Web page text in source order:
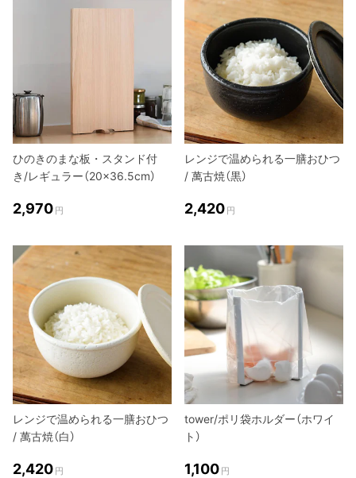
ひのきのまな板・スタンド付
き/レギュラー（20×36.5cm）
2,970 円
レンジで温められる一膳おひつ
/ 萬古焼（黒）
2,420 円
レンジで温められる一膳おひつ
/ 萬古焼（白）
2,420 円
tower/ポリ袋ホルダー（ホワイ
ト）
1,100 円